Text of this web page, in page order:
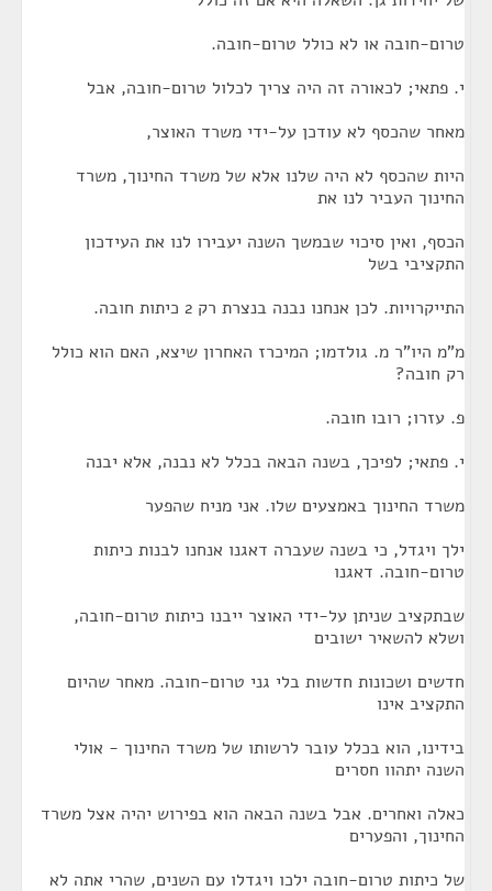
טרום-חובה או לא כולל טרום-חובה.
י. פתאי; לכאורה זה היה צריך לכלול טרום-חובה, אבל
מאחר שהכסף לא עודכן על-ידי משרד האוצר,
היות שהכסף לא היה שלנו אלא של משרד החינוך, משרד
החינוך העביר לנו את
הכסף, ואין סיכוי שבמשך השנה יעבירו לנו את העידכון
התקציבי בשל
התייקרויות. לכן אנחנו נבנה בנצרת רק 2 כיתות חובה.
מ"מ היו"ר מ. גולדמו; המיכרז האחרון שיצא, האם הוא כולל
רק חובה?
פ. עזרו; רובו חובה.
י. פתאי; לפיכך, בשנה הבאה בכלל לא נבנה, אלא יבנה
משרד החינוך באמצעים שלו. אני מניח שהפער
ילך ויגדל, כי בשנה שעברה דאגנו אנחנו לבנות כיתות
טרום-חובה. דאגנו
שבתקציב שניתן על-ידי האוצר ייבנו כיתות טרום-חובה,
ושלא להשאיר ישובים
חדשים ושכונות חדשות בלי גני טרום-חובה. מאחר שהיום
התקציב אינו
בידינו, הוא בכלל עובר לרשותו של משרד החינוך - אולי
השנה יתהוו חסרים
כאלה ואחרים. אבל בשנה הבאה הוא בפירוש יהיה אצל משרד
החינוך, והפערים
של כיתות טרום-חובה ילכו ויגדלו עם השנים, שהרי אתה לא